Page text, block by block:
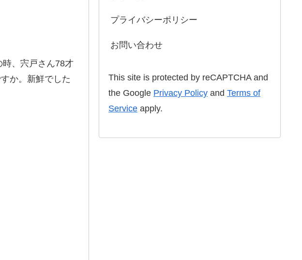
時、宍戸さん78才
か。新鮮でした
プライバシーポリシー
お問い合わせ
This site is protected by reCAPTCHA and
the Google Privacy Policy and Terms of
Service apply.